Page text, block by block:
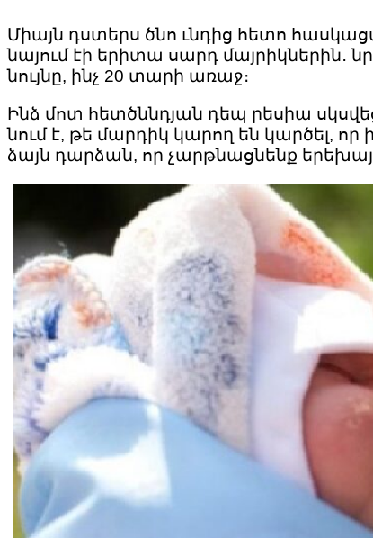
Միայն դստերս ծնո ւնդից հետո
նայում էի երիտա սարդ մայրիկներին․
նույնը, ինչ 20 տարի առաջ։
Ինձ մոտ հետծննդյան դեպ րեսիա
նում է, թե մարդիկ կարող են կարծել,
ձայն դարձան, որ չարթնացնենք